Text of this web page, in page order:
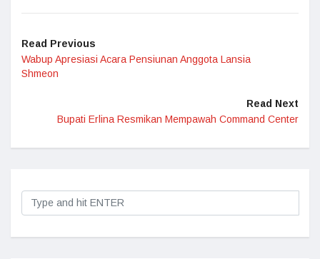
Read Previous
Wabup Apresiasi Acara Pensiunan Anggota Lansia
Shmeon
Read Next
Bupati Erlina Resmikan Mempawah Command Center